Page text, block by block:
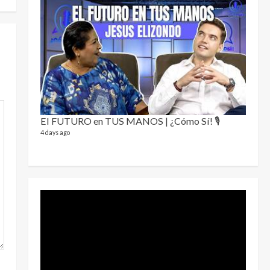
El FUTURO en TUS MANOS | ¿Cómo Sí! 🎙️
4 days ago
1 year